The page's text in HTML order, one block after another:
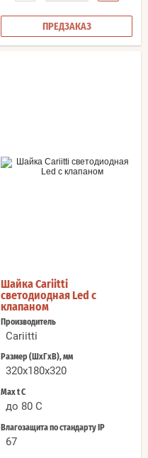
ПРЕДЗАКАЗ
Шайка Cariitti
светодиодная Led с
клапаном
Производитель
Cariitti
Размер (ШхГхВ), мм
320x180x320
Max t С
до 80 C
Влагозащита по стандарту IP
67